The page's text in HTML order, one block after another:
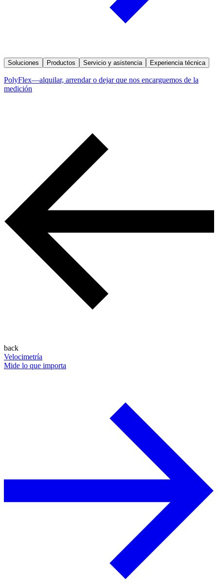
Soluciones Productos Servicio y asistencia Experiencia técnica
PolyFlex—alquilar, arrendar o dejar que nos encarguemos de la
medición
back
Velocimetría
Mide lo que importa